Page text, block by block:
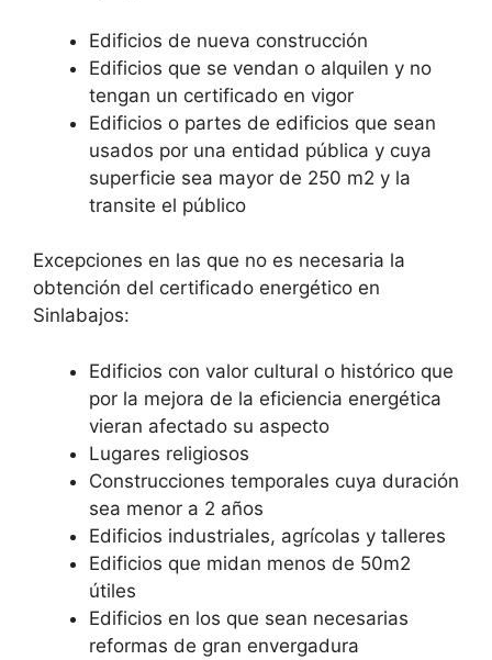
Edificios de nueva construcción
Edificios que se vendan o alquilen y no
tengan un certificado en vigor
Edificios o partes de edificios que sean
usados por una entidad pública y cuya
superficie sea mayor de 250 m2 y la
transite el público
Excepciones en las que no es necesaria la
obtención del certificado energético en
Sinlabajos:
Edificios con valor cultural o histórico que
por la mejora de la eficiencia energética
vieran afectado su aspecto
Lugares religiosos
Construcciones temporales cuya duración
sea menor a 2 años
Edificios industriales, agrícolas y talleres
Edificios que midan menos de 50m2
útiles
Edificios en los que sean necesarias
reformas de gran envergadura